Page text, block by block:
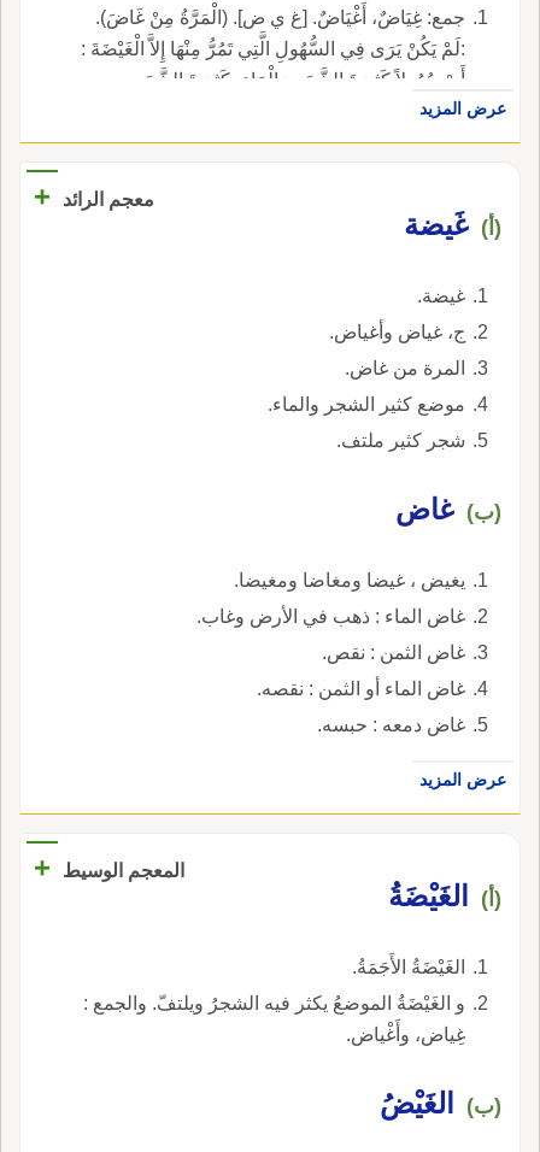
جمع: غِيَاضٌ، أَغْيَاضٌ. [غ ي ض]. (الْمَرَّةُ مِنْ غَاضَ).
:لَمْ يَكُنْ يَرَى فِي السُّهُولِ الَّتِي تَمُرُّ مِنْهَا إِلاَّ الْغَيْضَةَ :
أَيْ سُهُولاً كَثِيرَةَ الشَّجَرِ وَالْمَاءِ، كَثِيرَةَ الشَّجَرِ
الْمُلْتَفِّ.
عرض المزيد
معجم الرائد +
(أ) غَيضة
غيضة.
ج، غياض وأغياض.
المرة من غاض.
موضع كثير الشجر والماء.
شجر كثير ملتف.
(ب) غاض
يغيض ، غيضا ومغاضا ومغيضا.
غاض الماء : ذهب في الأرض وغاب.
غاض الثمن : نقص.
غاض الماء أو الثمن : نقصه.
غاض دمعه : حبسه.
عرض المزيد
المعجم الوسيط +
(أ) الغَيْضَةُ
الغَيْضَةُ الأَجَمَةُ.
و الغَيْضَةُ الموضعُ يكثر فيه الشجرُ ويلتفّ. والجمع :
غِياض، وأَغْياض.
(ب) الغَيْضُ